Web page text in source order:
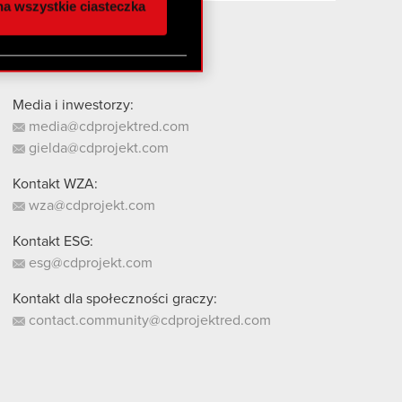
innymi danymi
z naszej witryny,
wszystkie ciasteczka
Media i inwestorzy:
media@cdprojektred.com
gielda@cdprojekt.com
Kontakt WZA:
wza@cdprojekt.com
Kontakt ESG:
esg@cdprojekt.com
Kontakt dla społeczności graczy:
contact.community@cdprojektred.com